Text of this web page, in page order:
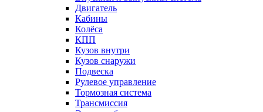
Двигатель
Кабины
Колёса
КПП
Кузов внутри
Кузов снаружи
Подвеска
Рулевое управление
Тормозная система
Трансмиссия